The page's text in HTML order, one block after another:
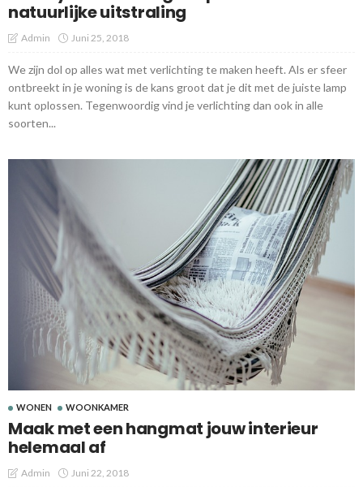
natuurlijke uitstraling
Admin Juni 25, 2018
We zijn dol op alles wat met verlichting te maken heeft. Als er sfeer
ontbreekt in je woning is de kans groot dat je dit met de juiste lamp
kunt oplossen. Tegenwoordig vind je verlichting dan ook in alle
soorten...
WONEN WOONKAMER
Maak met een hangmat jouw interieur
helemaal af
Admin Juni 22, 2018